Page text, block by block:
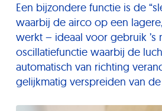
Een bijzondere functie is de
waarbij de airco op een
werkt – ideaal voor gebruik ’s
oscillatiefunctie waarbij de
automatisch van richting
gelijkmatig verspreiden van